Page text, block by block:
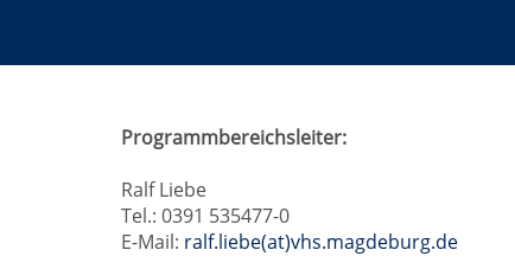
Mensch
und
Gesellschaft
Programmbereichsleiter:
Ralf Liebe
Tel.: 0391 535477-0
E-Mail: ralf.liebe(at)vhs.magdeburg.de